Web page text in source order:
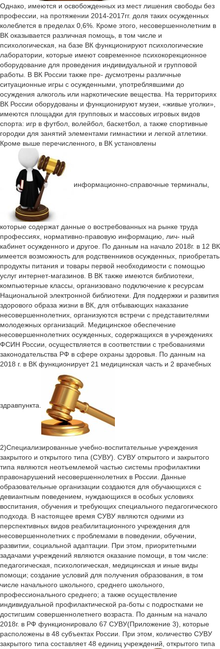
Однако, имеются и освобожденных из мест лишения свободы без
профессии, на протяжении 2014-2017гг. доля таких осужденных
колеблется в пределах 0,6%. Кроме этого, несовершеннолетним в
ВК оказывается различная помощь, в том числе и
психологическая, на базе ВК функционируют психологические
лаборатории, которые имеют современное психокорекционное
оборудование для проведения индивидуальной и групповой
работы. В ВК России также пре- дусмотрены различные
ситуационные игры с осужденными, употреблявшими до
осуждения алкоголь или наркотические вещества. На территориях
ВК России оборудованы и функционируют музеи, «живые уголки»,
имеются площадки для групповых и массовых игровых видов
спорта: игр в футбол, волейбол, баскетбол, а также спортивные
городки для занятий элементами гимнастики и легкой атлетики.
Кроме выше перечисленного, в ВК установлены
информационно-справочные терминалы,
которые содержат данные о востребованных на рынке труда
профессиях, нормативно-правовую информацию, лич- ный
кабинет осужденного и другое. По данным на начало 2018г. в 12 ВК
имеется возможность для родственников осужденных, приобретать
продукты питания и товары первой необходимости с помощью
услуг интернет-магазинов. В ВК также имеются библиотеки,
компьютерные классы, организовано подключение к ресурсам
Национальной электронной библиотеки. Для поддержки и развития
здорового образа жизни в ВК, для отбывающих наказание
несовершеннолетних, организуются встречи с представителями
молодежных организаций. Медицинское обеспечение
несовершеннолетних осужденных, содержащихся в учреждениях
ФСИН России, осуществляется в соответствии с требованиями
законодательства РФ в сфере охраны здоровья. По данным на
2018 г. в ВК функционирует 21 медицинская часть и 2 врачебных
здравпункта.
2)Специализированные учебно-воспитательные учреждения
закрытого и открытого типа (СУВУ). СУВУ открытого и закрытого
типа являются неотъемлемой частью системы профилактики
правонарушений несовершеннолетних в России. Данные
образовательные организации создаются для обучающихся с
девиантным поведением, нуждающихся в особых условиях
воспитания, обучения и требующих специального педагогического
подхода. В настоящее время СУВУ являются одними из
перспективных видов реабилитационного учреждения для
несовершеннолетних с проблемами в поведении, обучении,
развитии, социальной адаптации. При этом, приоритетными
задачами учреждений являются оказание помощи, в том числе:
педагогическая, психологическая, медицинская и иные виды
помощи; создание условий для получения образования, в том
числе начального школьного, среднего школьного,
профессионального среднего; а также осуществление
индивидуальной профилактической ра-боты с подростками не
достигшим совершеннолетнего возраста. По данным на начало
2018г. в РФ функционировало 67 СУВУ(Приложение 3), которые
расположены в 48 субъектах России. При этом, количество СУВУ
закрытого типа составляет 48 единиц учреждений, открытого типа